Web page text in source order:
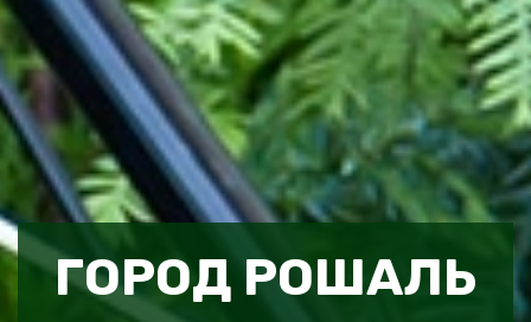
ГОРОД РОШАЛЬ